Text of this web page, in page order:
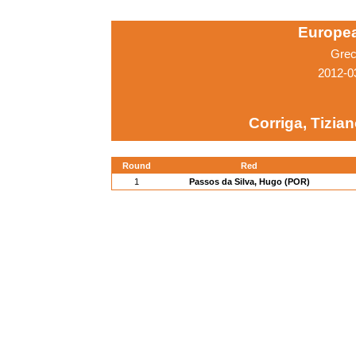
2012-
Corriga,
Round
Red
1
Passos da Silva, Hugo (POR)